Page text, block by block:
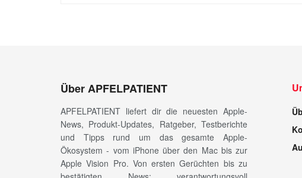
Über APFELPATIENT
APFELPATIENT liefert dir die neuesten Apple-
News, Produkt-Updates, Ratgeber, Testberichte
und Tipps rund um das gesamte Apple-
Ökosystem - vom iPhone über den Mac bis zur
Apple Vision Pro. Von ersten Gerüchten bis zu